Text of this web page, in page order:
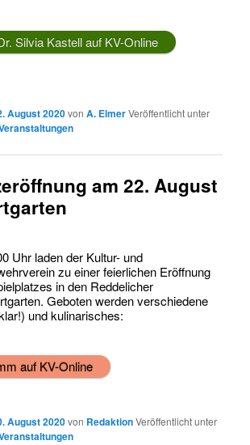
Silvia Kastell auf KV-Online
August 2020vonA. ElmerVeröffentlicht unter
am 22. August
Uhr laden der Kultur- und
zu einer feierlichen Eröffnung
in den Reddelicher
Geboten werden verschiedene
und kulinarisches:
auf KV-Online
August 2020von RedaktionVeröffentlicht unter